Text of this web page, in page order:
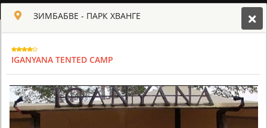
РУССКИЙ
ЗИМБАБВЕ - ПАРК ХВАНГЕ
ЗИМБАБВЕ - ПАРК ХВАНГЕ
IGANYANA TENTED CAMP